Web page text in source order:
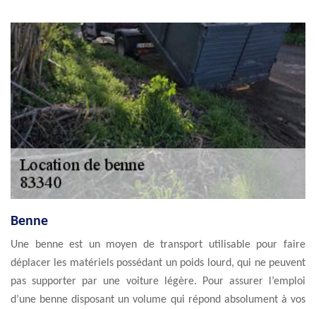
Benne
Une benne est un moyen de transport utilisable pour faire
déplacer les matériels possédant un poids lourd, qui ne peuvent
pas supporter par une voiture légère. Pour assurer l’emploi
d’une benne disposant un volume qui répond absolument à vos